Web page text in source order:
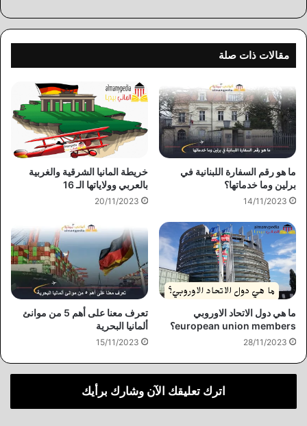
مقالات ذات صلة
ما هو رقم السفارة اللبنانية في
برلين وما خدماتها؟
14/11/2023
خريطة المانيا الشرقية والغربية
بالعربي وولاياتها الـ 16
20/11/2023
ما هي دول الاتحاد الاوروبي
european union members؟
28/11/2023
تعرف معنا على أهم 5 من موانئ
ألمانيا البحرية
15/11/2023
اترك تعليقك الآن وشارك برأيك